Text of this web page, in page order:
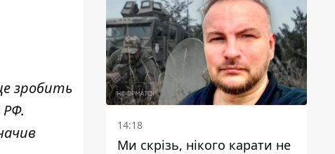
зробить
14:18
Ми скрізь, нікого карати не